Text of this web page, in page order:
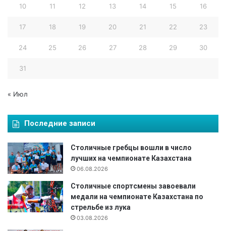
10 11 12 13 14 15 16
17 18 19 20 21 22 23
24 25 26 27 28 29 30
31
« Июл
Последние записи
Столичные гребцы вошли в число
лучших на чемпионате Казахстана
06.08.2026
Столичные спортсмены завоевали
медали на чемпионате Казахстана по
стрельбе из лука
03.08.2026